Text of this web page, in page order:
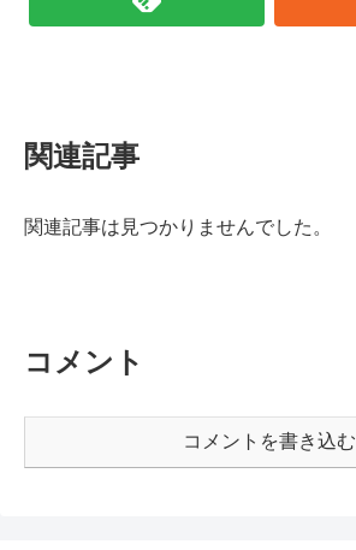
関連記事
関連記事は見つかりませんでした。
コメント
コメントを書き込む